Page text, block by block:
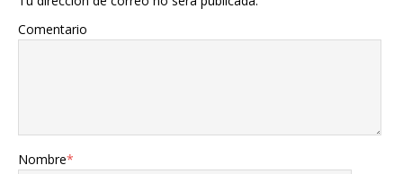
Comentario
Nombre*